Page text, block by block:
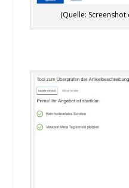
(Quelle: